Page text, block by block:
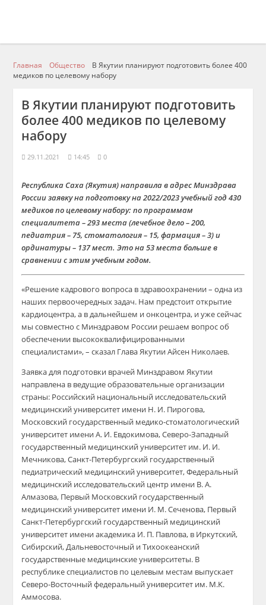
Главная Общество
В Якутии планируют подготовить более 400
медиков по целевому набору
В Якутии планируют подготовить
более 400 медиков по целевому
набору
29.11.2021 14:45 0
Республика Саха (Якутия) направила в адрес Минздрава
России заявку на подготовку на 2022/2023 учебный год 430
медиков по целевому набору: по программам
специалитета – 293 места (лечебное дело – 200,
педиатрия – 75, стоматология – 15, фармация – 3) и
ординатуры – 137 мест. Это на 53 места больше в
сравнении с этим учебным годом.
«Решение кадрового вопроса в здравоохранении – одна из
наших первоочередных задач. Нам предстоит открытие
кардиоцентра, а в дальнейшем и онкоцентра, и уже сейчас
мы совместно с Минздравом России решаем вопрос об
обеспечении высококвалифицированными
специалистами», – сказал Глава Якутии Айсен Николаев.
Заявка для подготовки врачей Минздравом Якутии
направлена в ведущие образовательные организации
страны: Российский национальный исследовательский
медицинский университет имени Н. И. Пирогова,
Московский государственный медико-стоматологический
университет имени А. И. Евдокимова, Северо-Западный
государственный медицинский университет им. И. И.
Мечникова, Санкт-Петербургский государственный
педиатрический медицинский университет, Федеральный
медицинский исследовательский центр имени В. А.
Алмазова, Первый Московский государственный
медицинский университет имени И. М. Сеченова, Первый
Санкт-Петербургский государственный медицинский
университет имени академика И. П. Павлова, в Иркутский,
Сибирский, Дальневосточный и Тихоокеанский
государственные медицинские университеты. В
республике специалистов по целевым местам выпускает
Северо-Восточный федеральный университет им. М.К.
Аммосова.